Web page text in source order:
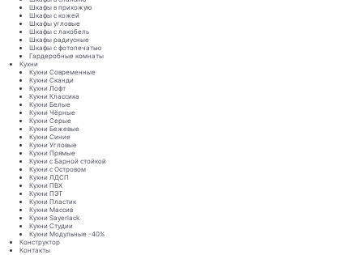
Шкафы в прихожую
Шкафы с кожей
Шкафы угловые
Шкафы с лакобель
Шкафы радиусные
Шкафы с фотопечатью
Гардеробные комнаты
Кухни
Кухни Современные
Кухни Сканди
Кухни Лофт
Кухни Классика
Кухни Белые
Кухни Чёрные
Кухни Серые
Кухни Бежевые
Кухни Синие
Кухни Угловые
Кухни Прямые
Кухни с Барной стойкой
Кухни с Островом
Кухни ЛДСП
Кухни ПВХ
Кухни ПЭТ
Кухни Пластик
Кухни Массив
Кухни Sayerlack
Кухни Студии
Кухни Модульные -40%
Конструктор
Контакты